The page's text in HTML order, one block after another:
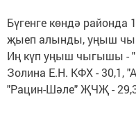
Бүгенге көндә районда
җыеп алынды, уңыш
Иң күп уңыш чыгышы -
Золина Е.Н. КФХ - 30,1,
"Рацин-Шәле" ҖЧҖ -